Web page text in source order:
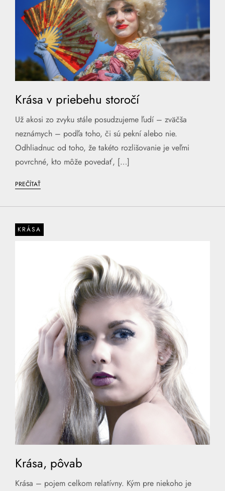
Krása v priebehu storočí
Už akosi zo zvyku stále posudzujeme ľudí – zväčša
neznámych – podľa toho, či sú pekní alebo nie.
Odhliadnuc od toho, že takéto rozlišovanie je veľmi
povrchné, kto môže povedať, […]
PREČÍTAŤ
KRÁSA
Krása, pôvab
Krása – pojem celkom relatívny. Kým pre niekoho je